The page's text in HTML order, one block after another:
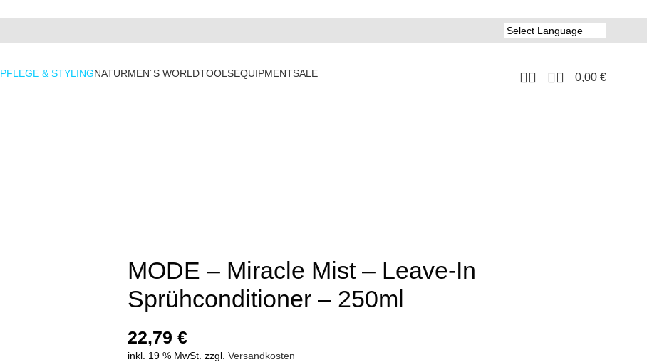
PFLEGE & STYLINGNATURMEN´S WORLDTOOLSEQUIPMENTSALE 0,00 €
MODE – Miracle Mist – Leave-In
Sprühconditioner – 250ml
22,79€
inkl. 19 % MwSt. zzgl.Versandkosten